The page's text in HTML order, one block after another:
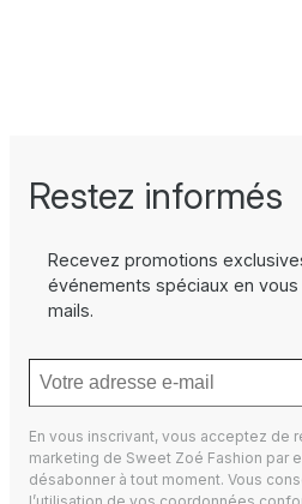
Restez informés
Recevez promotions
événements spéciaux en
mails.
En vous inscrivant, vous acceptez de
marketing de Sweet Zoé Fashion par
désabonner à tout moment. Vous